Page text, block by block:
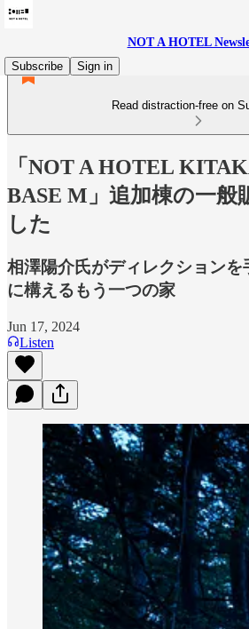
NOT A HOTEL
Subscribe
Sign in
Read distraction-free on
「NOT A HOTEL
BASE M」追加棟の一般
した
相澤陽介氏がディレクションを
に構えるもう一つの家
Jun 17, 2024
Listen